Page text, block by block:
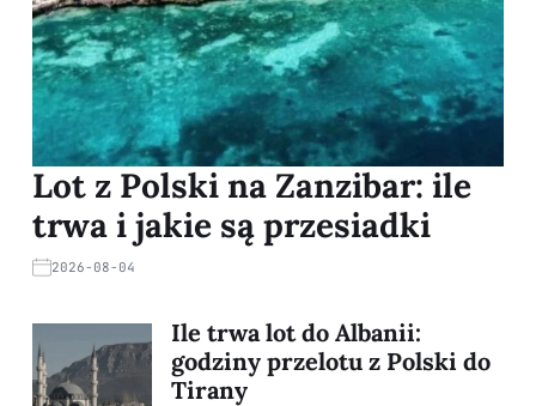
Lot z Polski na Zanzibar: ile
trwa i jakie są przesiadki
2026-08-04
Ile trwa lot do Albanii:
godziny przelotu z Polski do
Tirany